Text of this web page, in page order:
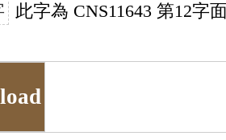
此字為 CNS11643 第12字